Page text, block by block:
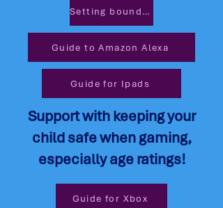
Setting boundaries around gaming
Guide to Amazon Alexa
Guide for Ipads
Support with keeping your
child safe when gaming,
especially age ratings!
Guide for Xbox